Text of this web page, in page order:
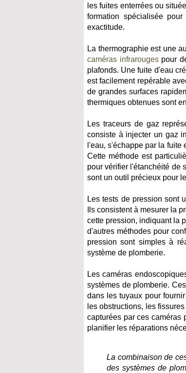
les fuites enterrées ou
formation spécialisée
exactitude.
La thermographie est une
caméras infrarougespour
plafonds. Une fuite d'eau
est facilement repérable
de grandes surfaces
thermiques obtenues sont
Les traceurs de gaz
consiste à injecter un gaz
l'eau, s'échappe par la
Cette méthode est
pour vérifier l'étanchéité de
sont un outil précieux pour
Les tests de pression sont
Ils consistent à mesurer la
cette pression, indiquant la
d'autres méthodes pour
pression sont simples à
système de plomberie.
Les caméras
systèmes de plomberie.
dans les tuyaux pour
les obstructions, les
capturées par ces caméras
planifier les réparations
La combinaison de
des systèmes de